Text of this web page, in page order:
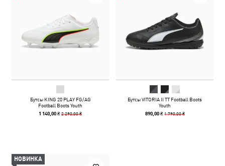
Бутсы KING 20 PLAY FG/AG
Football Boots Youth
1 140,00 ₴2 290,00 ₴
Бутсы VITORIA II TT Football Boots
Youth
890,00 ₴ 1 790,00 ₴
НОВИНКА